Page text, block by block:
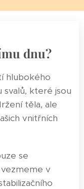
dnu?
hlubokého
svalů, které jsou
těla, ale
vnitřních
se
v